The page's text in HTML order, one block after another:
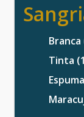
Branca
Tinta